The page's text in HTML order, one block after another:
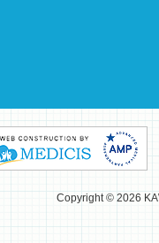
Copyright © 2026